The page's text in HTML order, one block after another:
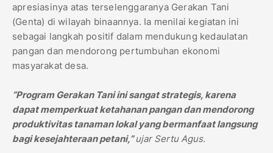
apresiasinya atas terselenggaranya Gerakan Tani
(Genta) di wilayah binaannya. Ia menilai kegiatan ini
sebagai langkah positif dalam mendukung kedaulatan
pangan dan mendorong pertumbuhan ekonomi
masyarakat desa.
“Program Gerakan Tani ini sangat strategis, karena
dapat memperkuat ketahanan pangan dan mendorong
produktivitas tanaman lokal yang bermanfaat langsung
bagi kesejahteraan petani,”ujar Sertu Agus.